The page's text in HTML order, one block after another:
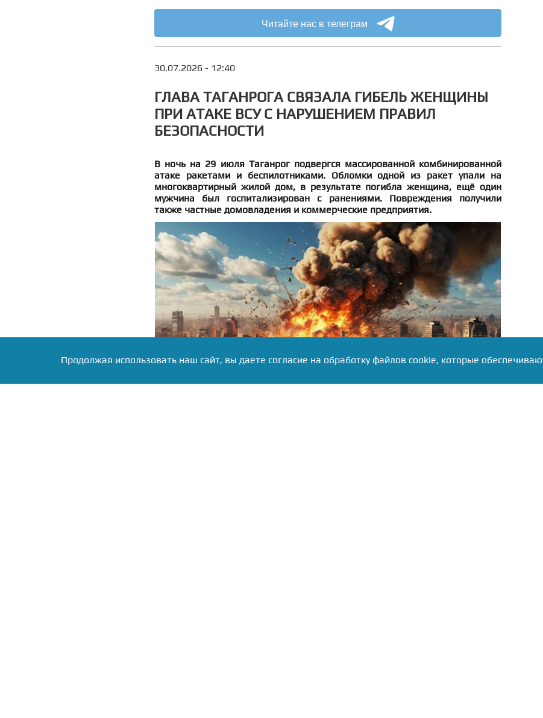
Читайте нас в телеграм
30.07.2026 - 12:40
ГЛАВА ТАГАНРОГА СВЯЗАЛА ГИБЕЛЬ ЖЕНЩИНЫ
ПРИ АТАКЕ ВСУ С НАРУШЕНИЕМ ПРАВИЛ
БЕЗОПАСНОСТИ
В ночь на 29 июля Таганрог подвергся массированной комбинированной
атаке ракетами и беспилотниками. Обломки одной из ракет упали на
многоквартирный жилой дом, в результате погибла женщина, ещё один
мужчина был госпитализирован с ранениями. Повреждения получили
также частные домовладения и коммерческие предприятия.
Продолжая использовать наш сайт, вы даете согласие на обработку файлов cookie, которые